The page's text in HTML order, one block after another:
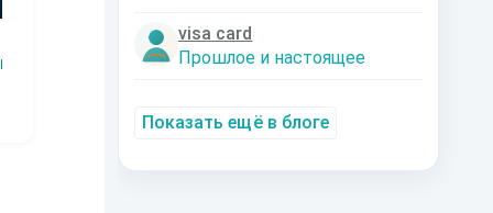
visa card
Прошлое и настоящее
Показать ещё в блоге
Наталья
Технарь.
Константин
императора